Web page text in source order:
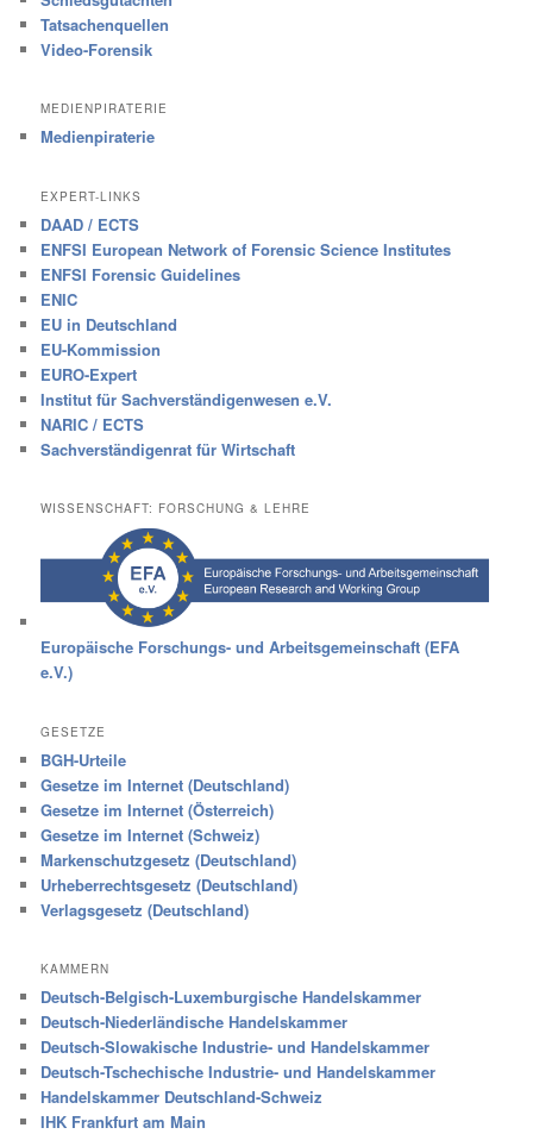
Tatsachenquellen
Video-Forensik
MEDIENPIRATERIE
Medienpiraterie
EXPERT-LINKS
DAAD / ECTS
ENFSI European Network of Forensic Science Institutes
ENFSI Forensic Guidelines
ENIC
EU in Deutschland
EU-Kommission
EURO-Expert
Institut für Sachverständigenwesen e.V.
NARIC / ECTS
Sachverständigenrat für Wirtschaft
WISSENSCHAFT: FORSCHUNG & LEHRE
Europäische Forschungs- und Arbeitsgemeinschaft (EFA
e.V.)
GESETZE
BGH-Urteile
Gesetze im Internet (Deutschland)
Gesetze im Internet (Österreich)
Gesetze im Internet (Schweiz)
Markenschutzgesetz (Deutschland)
Urheberrechtsgesetz (Deutschland)
Verlagsgesetz (Deutschland)
KAMMERN
Deutsch-Belgisch-Luxemburgische Handelskammer
Deutsch-Niederländische Handelskammer
Deutsch-Slowakische Industrie- und Handelskammer
Deutsch-Tschechische Industrie- und Handelskammer
Handelskammer Deutschland-Schweiz
IHK Frankfurt am Main